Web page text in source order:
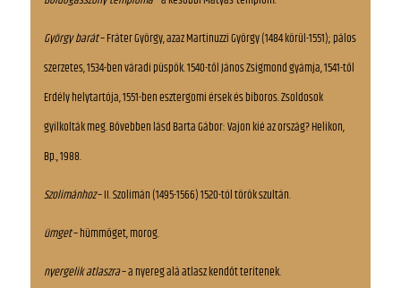
György barát– Fráter György, azaz Martinuzzi György (1484 körül-1551); pálos
szerzetes, 1534-ben váradi püspök. 1540-től János Zsigmond gyámja, 1541-től
Erdély helytartója, 1551-ben esztergomi érsek és bíboros. Zsoldosok
gyilkolták meg. Bővebben lásd Barta Gábor: Vajon kié az ország? Helikon,
Bp., 1988.
Szolimánhoz– II. Szolimán (1495-1566) 1520-tól török szultán.
ümget– hümmöget, morog.
nyergelik atlaszra– a nyereg alá atlasz kendőt terítenek.